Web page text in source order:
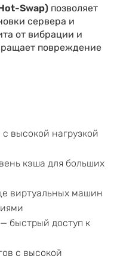
Swap) позволяет
сервера и
от вибрации и
повреждение
высокой нагрузкой
кэша для больших
виртуальных машин
— быстрый доступ к
с высокой